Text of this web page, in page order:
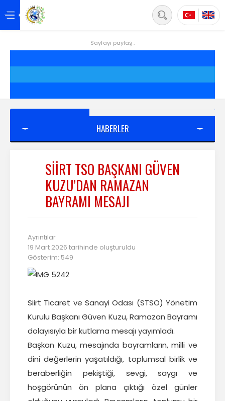
Hakkımızda
Projeler
İletişim
Sayfayı paylaş :
HABERLER
SİİRT TSO BAŞKANI GÜVEN
KUZU’DAN RAMAZAN
BAYRAMI MESAJI
Ayrıntılar
19 Mart 2026 tarihinde oluşturuldu
Gösterim: 549
Siirt Ticaret ve Sanayi Odası (STSO) Yönetim
Kurulu Başkanı Güven Kuzu, Ramazan Bayramı
dolayısıyla bir kutlama mesajı yayımladı.
Başkan Kuzu, mesajında bayramların, milli ve
dini değerlerin yaşatıldığı, toplumsal birlik ve
beraberliğin pekiştiği, sevgi, saygı ve
hoşgörünün ön plana çıktığı özel günler